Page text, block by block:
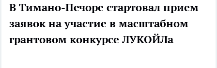
В Тимано-Печоре стартовал прием
заявок на участие в масштабном
грантовом конкурсе ЛУКОЙЛа